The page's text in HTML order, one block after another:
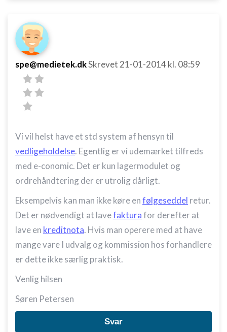
spe@medietek.dkSkrevet 21-01-2014kl. 08:59
Vi vil helst have et std system af hensyn til
vedligeholdelse. Egentlig er vi udemærket tilfreds
med e-conomic. Det er kun lagermodulet og
ordrehåndtering der er utrolig dårligt.
Eksempelvis kan man ikke køre enfølgeseddel retur.
Det er nødvendigt at lavefakturafor derefter at
lave en kreditnota. Hvis man operere med at have
mange vare I udvalg og kommission hos forhandlere
er dette ikke særlig praktisk.
Venlig hilsen
Søren Petersen
Svar